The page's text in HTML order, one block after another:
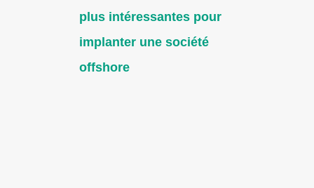
plus intéressantes pour
implanter une société
offshore